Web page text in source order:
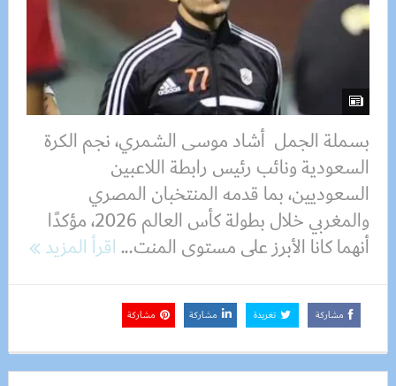
بسملة الجمل أشاد موسى الشمري، نجم الكرة
السعودية ونائب رئيس رابطة اللاعبين
السعوديين، بما قدمه المنتخبان المصري
والمغربي خلال بطولة كأس العالم 2026، مؤكدًا
أنهما كانا الأبرز على مستوى المنت...اقرأ المزيد
مشاركة تغريدة مشاركة مشاركة